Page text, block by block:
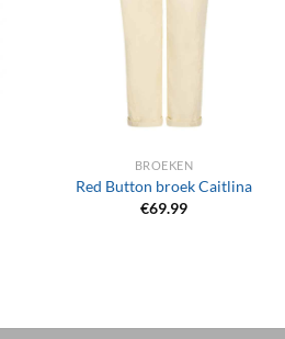
BROEKEN
Red Button broek Caitlina
€69.99